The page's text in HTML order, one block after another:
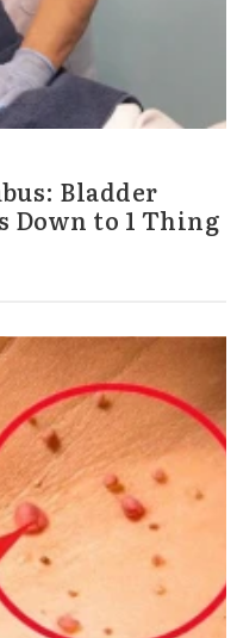
Bladder
Down to 1 Thing